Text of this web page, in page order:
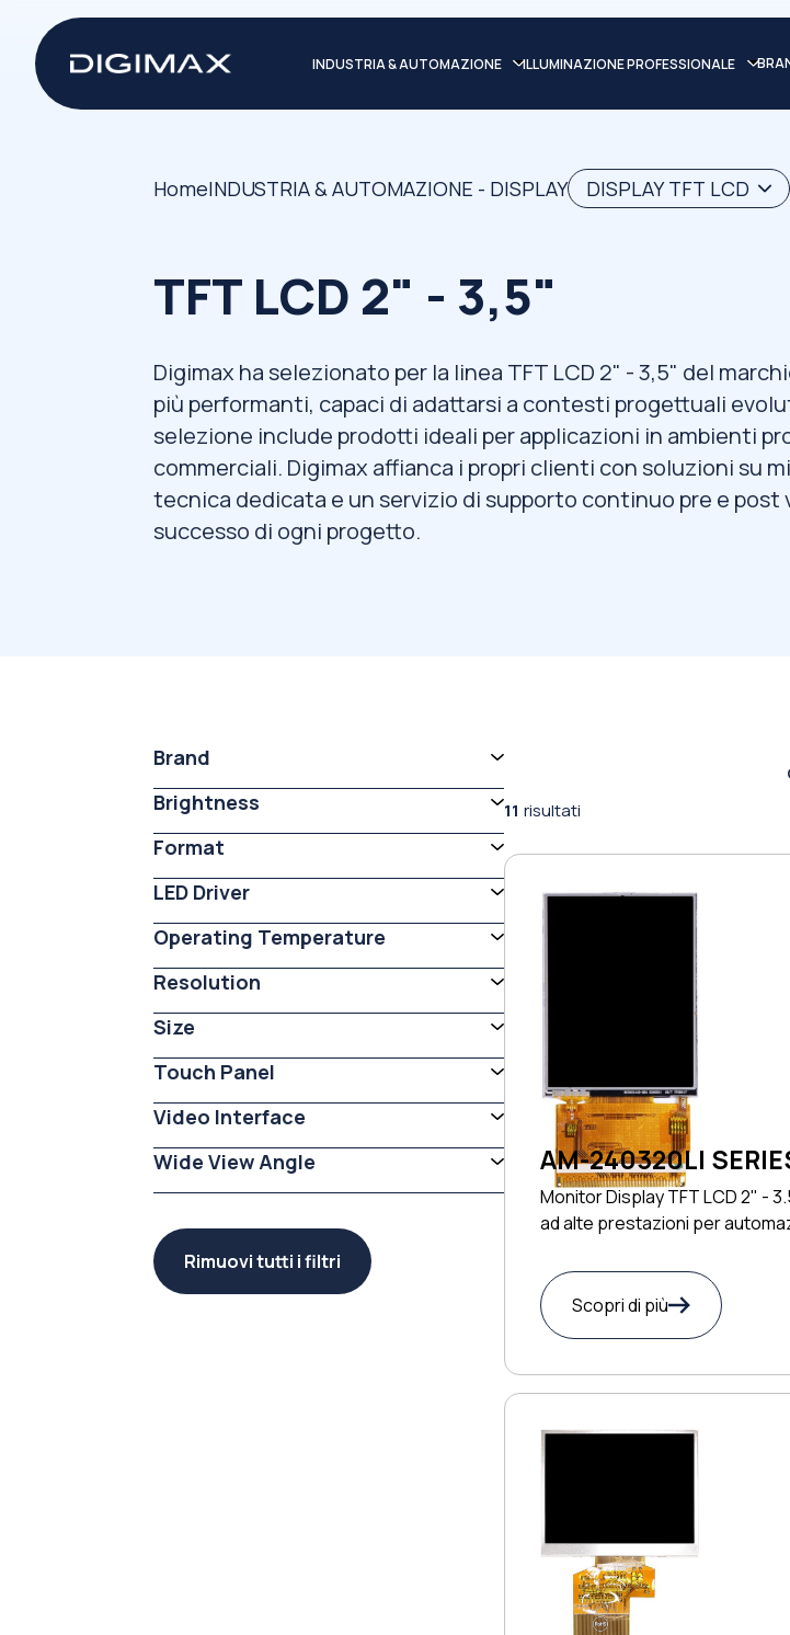
INDUSTRIA & AUTOMAZIONE ILLUMINAZIONE PROFESSIONALE
HomeINDUSTRIA & AUTOMAZIONE - DISPLAY DISPLAY TFT LCD
TFT LCD 2" - 3,5"
Digimax ha selezionato per la linea TFT LCD 2" - 3,5" del
più performanti, capaci di adattarsi a contesti progettuali
selezione include prodotti ideali per applicazioni in ambienti
commerciali. Digimax affianca i propri clienti con soluzioni su
tecnica dedicata e un servizio di supporto continuo pre e post
successo di ogni progetto.
Brand
Brightness
Format
LED Driver
Operating Temperature
Resolution
Size
Touch Panel
Video Interface
Wide View Angle
Rimuovi tutti i filtri
11 risultati
AM-240320LI
Monitor Display TFT LCD 2" -
ad alte prestazioni per
Scopri di più